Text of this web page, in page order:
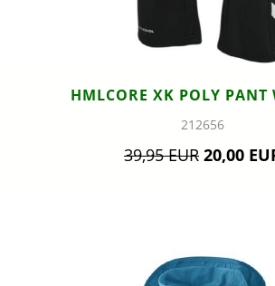
HMLCORE XK POLY PANT
212656
39,95 EUR 20,00